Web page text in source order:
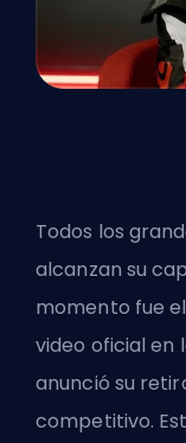
Todos los
alcanzan su
momento fue
video oficial en
anunció su
competitivo.